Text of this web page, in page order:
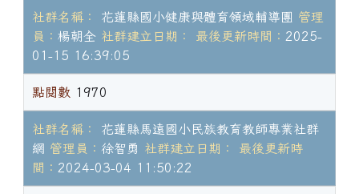
社群名稱： 花蓮縣國小健康與體育領域輔導團
管理
員： 楊朝全 社群建立日期： 最後更新時間： 2025-
01-15 16:39:05
點閱數 1970
社群名稱：
花蓮縣馬遠國小民族教育教師專業社群
網 管理員： 徐智勇 社群建立日期：
最後更新時
間： 2024-03-04 11:50:22